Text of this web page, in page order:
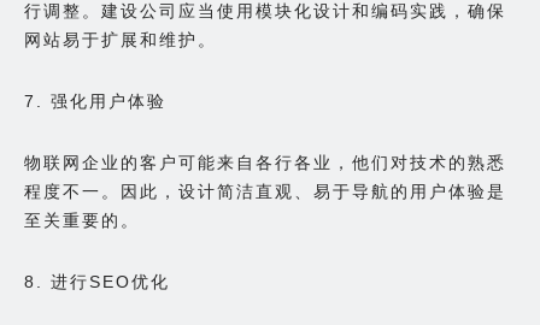
行调整。建设公司应当使用模块化设计和编码实践，确保
网站易于扩展和维护。
7. 强化用户体验
物联网企业的客户可能来自各行各业，他们对技术的熟悉
程度不一。因此，设计简洁直观、易于导航的用户体验是
至关重要的。
8. 进行SEO优化